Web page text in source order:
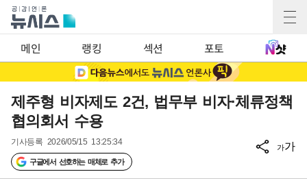
메인 랭킹 섹션 포토
제주형 비자제도 2건, 법무부 비자·체류정책
협의회서 수용
기사등록 2026/05/15 13:25:34
구글에서 선호하는 매체로 추가
가가